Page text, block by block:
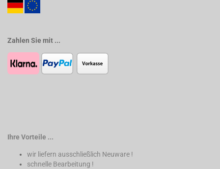
Zahlen Sie mit ...
Ihre Vorteile ...
wir liefern ausschließlich Neuware !
schnelle Bearbeitung !